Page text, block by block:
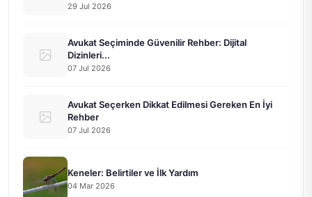
29 Jul 2026
Avukat Seçiminde Güvenilir Rehber: Dijital
Dizinleri...
07 Jul 2026
Avukat Seçerken Dikkat Edilmesi Gereken En İyi
Rehber
07 Jul 2026
Keneler: Belirtiler ve İlk Yardım
04 Mar 2026